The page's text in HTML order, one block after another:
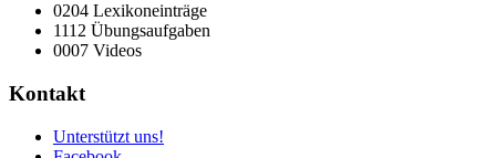
0204 Lexikoneinträge
1112 Übungsaufgaben
0007 Videos
Kontakt
Unterstützt uns!